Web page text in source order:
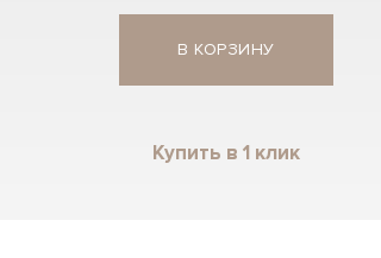
В КОРЗИНУ
Купить в 1 клик